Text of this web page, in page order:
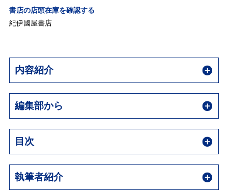
書店の店頭在庫を確認する
紀伊國屋書店
内容紹介
編集部から
目次
執筆者紹介